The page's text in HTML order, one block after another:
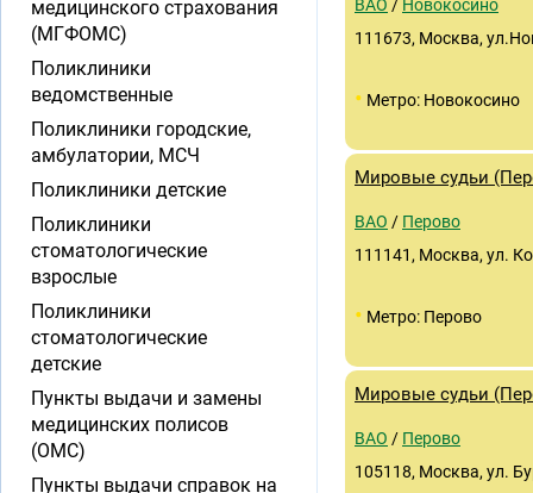
ВАО / Новокосино
111673, Москва,
• Метро: Новокосино
Мировые судьи
ВАО / Перово
111141, Москва, ул.
• Метро: Перово
Мировые судьи
ВАО / Перово
105118, Москва, ул.
медицинского страхования
(МГФОМС)
Поликлиники
ведомственные
Поликлиники городские,
амбулатории, МСЧ
Поликлиники детские
Поликлиники
стоматологические
взрослые
Поликлиники
стоматологические
детские
Пункты выдачи и замены
медицинских полисов
(ОМС)
Пункты выдачи справок на